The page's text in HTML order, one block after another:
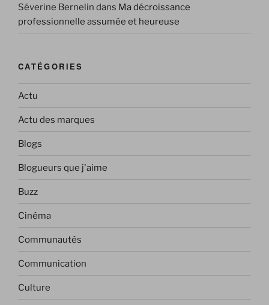
Séverine Bernelin dans Ma décroissance
professionnelle assumée et heureuse
CATÉGORIES
Actu
Actu des marques
Blogs
Blogueurs que j'aime
Buzz
Cinéma
Communautés
Communication
Culture